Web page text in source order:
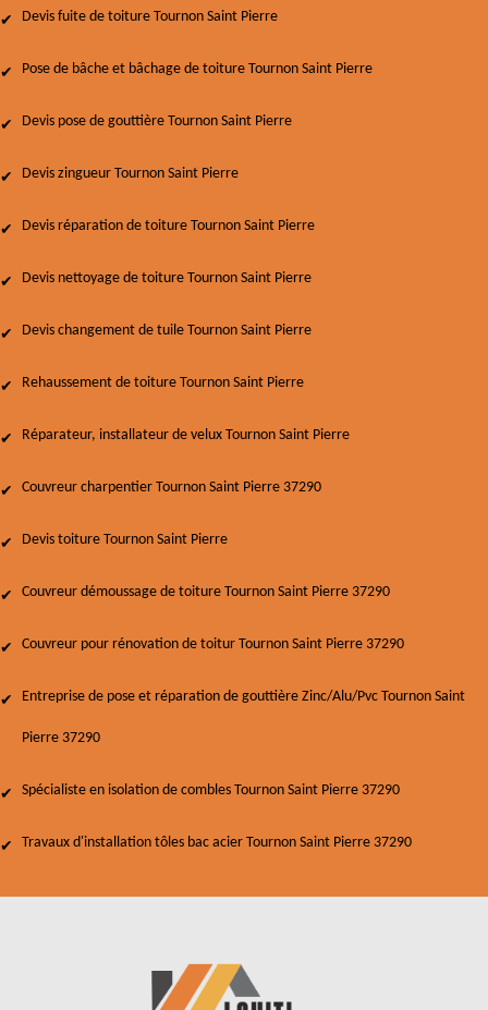
Devis fuite de toiture Tournon Saint Pierre
Pose de bâche et bâchage de toiture Tournon Saint Pierre
Devis pose de gouttière Tournon Saint Pierre
Devis zingueur Tournon Saint Pierre
Devis réparation de toiture Tournon Saint Pierre
Devis nettoyage de toiture Tournon Saint Pierre
Devis changement de tuile Tournon Saint Pierre
Rehaussement de toiture Tournon Saint Pierre
Réparateur, installateur de velux Tournon Saint Pierre
Couvreur charpentier Tournon Saint Pierre 37290
Devis toiture Tournon Saint Pierre
Couvreur démoussage de toiture Tournon Saint Pierre 37290
Couvreur pour rénovation de toitur Tournon Saint Pierre 37290
Entreprise de pose et réparation de gouttière Zinc/Alu/Pvc Tournon Saint
Pierre 37290
Spécialiste en isolation de combles Tournon Saint Pierre 37290
Travaux d'installation tôles bac acier Tournon Saint Pierre 37290